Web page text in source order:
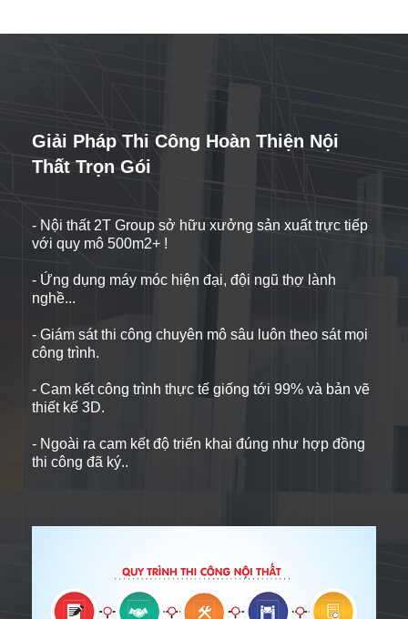
Giải Pháp Thi Công Hoàn Thiện Nội
Thất Trọn Gói
- Nội thất 2T Group sở hữu xưởng sản xuất trực tiếp
với quy mô 500m2+ !
- Ứng dụng máy móc hiện đại, đội ngũ thợ lành
nghề...
- Giám sát thi công chuyên mô sâu luôn theo sát mọi
công trình.
- Cam kết công trình thực tế giống tới 99% và bản vẽ
thiết kế 3D.
- Ngoài ra cam kết độ triển khai đúng như hợp đồng
thi công đã ký..